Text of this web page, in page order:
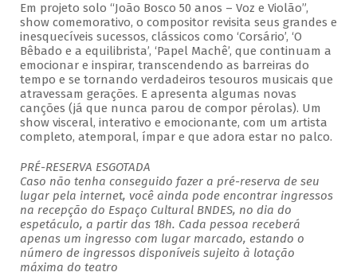
Em projeto solo “João Bosco 50 anos – Voz e Violão”,
show comemorativo, o compositor revisita seus grandes e
inesquecíveis sucessos, clássicos como ‘Corsário’, ‘O
Bêbado e a equilibrista’, ‘Papel Machê’, que continuam a
emocionar e inspirar, transcendendo as barreiras do
tempo e se tornando verdadeiros tesouros musicais que
atravessam gerações. E apresenta algumas novas
canções (já que nunca parou de compor pérolas). Um
show visceral, interativo e emocionante, com um artista
completo, atemporal, ímpar e que adora estar no palco.
PRÉ-RESERVA ESGOTADA
Caso não tenha conseguido fazer a pré-reserva de seu
lugar pela internet, você ainda pode encontrar ingressos
na recepção do Espaço Cultural BNDES, no dia do
espetáculo, a partir das 18h. Cada pessoa receberá
apenas um ingresso com lugar marcado, estando o
número de ingressos disponíveis sujeito à lotação
máxima do teatro